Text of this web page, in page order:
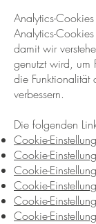
Analytics-Cookies
Analytics-
damit wir
genutzt wird, um
die Funktionalität
verbessern.
Die folgenden
Cookie-
Cookie-
Cookie-
Cookie-
Cookie-
Cookie-